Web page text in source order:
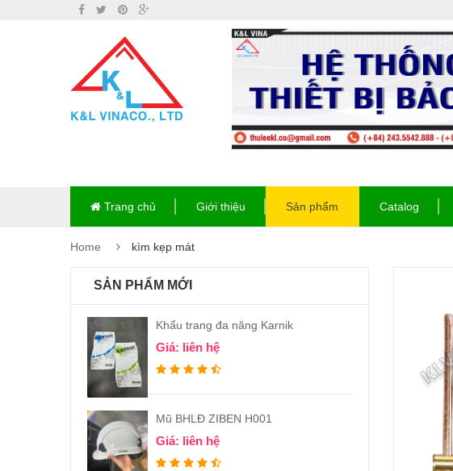
Trang chủ Giới thiệu Sản phẩm Catalog
Home kìm kẹp mát
SẢN PHẨM MỚI
Khẩu trang đa năng Karnik
Giá: liên hệ
Mũ BHLĐ ZIBEN H001
Giá: liên hệ